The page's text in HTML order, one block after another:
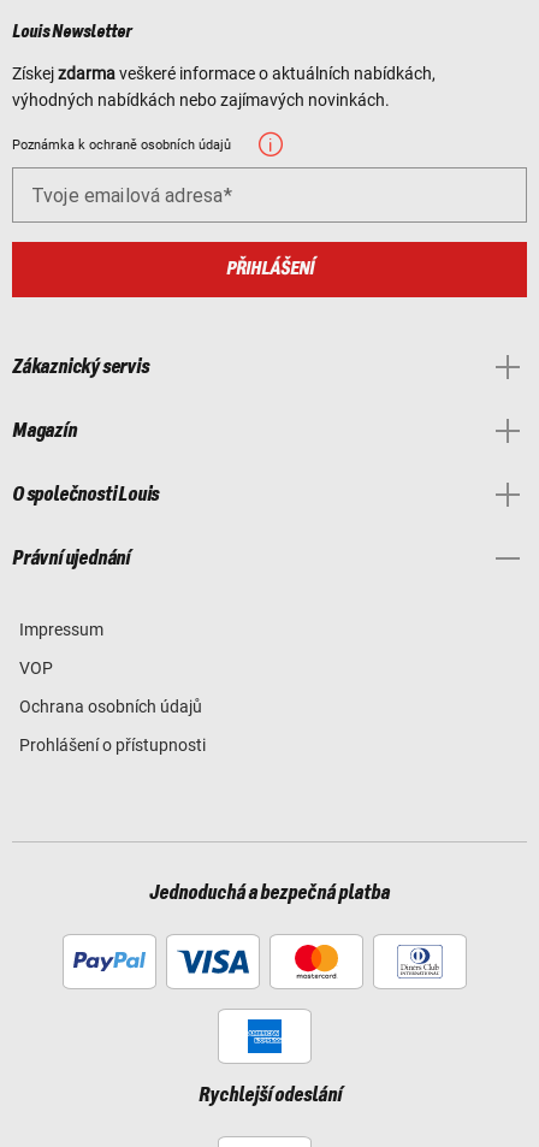
Louis Newsletter
Získejzdarmaveškeré informace o aktuálních nabídkách,
výhodných nabídkách nebo zajímavých novinkách.
Poznámka k ochraně osobních údajů
Tvoje emailová adresa
PŘIHLÁŠENÍ
Zákaznický servis
Magazín
O společnosti Louis
Právní ujednání
Impressum
VOP
Ochrana osobních údajů
Prohlášení o přístupnosti
Jednoduchá a bezpečná platba
Rychlejší odeslání